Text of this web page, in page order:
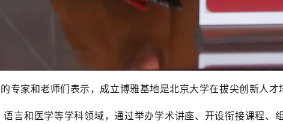
专家和老师们表示，成立博雅基地是北京大学在拔尖创新人
言和医学等学科领域，通过举办学术讲座、开设衔接课程